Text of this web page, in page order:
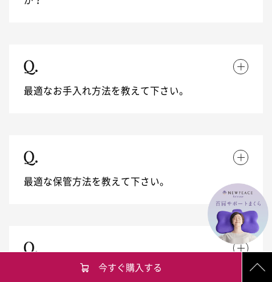
最適なお手入れ方法を教えて下さい。
最適な保管方法を教えて下さい。
体格による使用制限はありますか？
今すぐ購入する